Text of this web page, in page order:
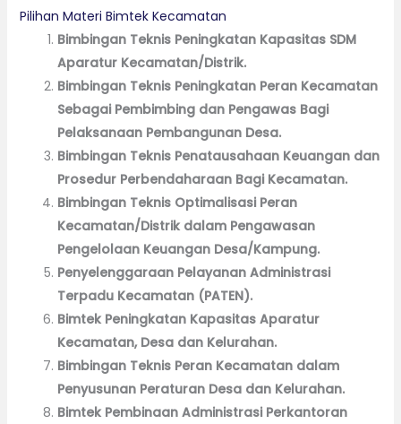
Pilihan Materi Bimtek Kecamatan
Bimbingan Teknis Peningkatan Kapasitas SDM
Aparatur Kecamatan/Distrik.
Bimbingan Teknis Peningkatan Peran Kecamatan
Sebagai Pembimbing dan Pengawas Bagi
Pelaksanaan Pembangunan Desa.
Bimbingan Teknis Penatausahaan Keuangan dan
Prosedur Perbendaharaan Bagi Kecamatan.
Bimbingan Teknis Optimalisasi Peran
Kecamatan/Distrik dalam Pengawasan
Pengelolaan Keuangan Desa/Kampung.
Penyelenggaraan Pelayanan Administrasi
Terpadu Kecamatan (PATEN).
Bimtek Peningkatan Kapasitas Aparatur
Kecamatan, Desa dan Kelurahan.
Bimbingan Teknis Peran Kecamatan dalam
Penyusunan Peraturan Desa dan Kelurahan.
Bimtek Pembinaan Administrasi Perkantoran